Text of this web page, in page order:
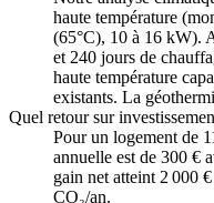
haute température
(65°C), 10 à 16 kW).
et 240 jours de
haute température
existants. La
Quel retour sur
Pour un logement de
annuelle est de 300 €
gain net atteint 2 000
CO₂/an.